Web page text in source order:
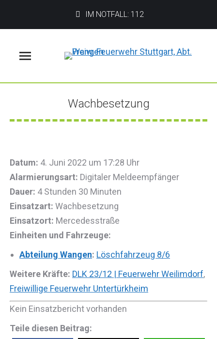
IM NOTFALL: 112
Wachbesetzung
Sie befinden sich hier:
Datum: 4. Juni 2022 um 17:28 Uhr
Alarmierungsart: Digitaler Meldeempfänger
Dauer: 4 Stunden 30 Minuten
Einsatzart: Wachbesetzung
Einsatzort: Mercedesstraße
Einheiten und Fahrzeuge:
Abteilung Wangen: Löschfahrzeug 8/6
Weitere Kräfte: DLK 23/12 | Feuerwehr Weilimdorf,
Freiwillige Feuerwehr Untertürkheim
Kein Einsatzbericht vorhanden
Teile diesen Beitrag: